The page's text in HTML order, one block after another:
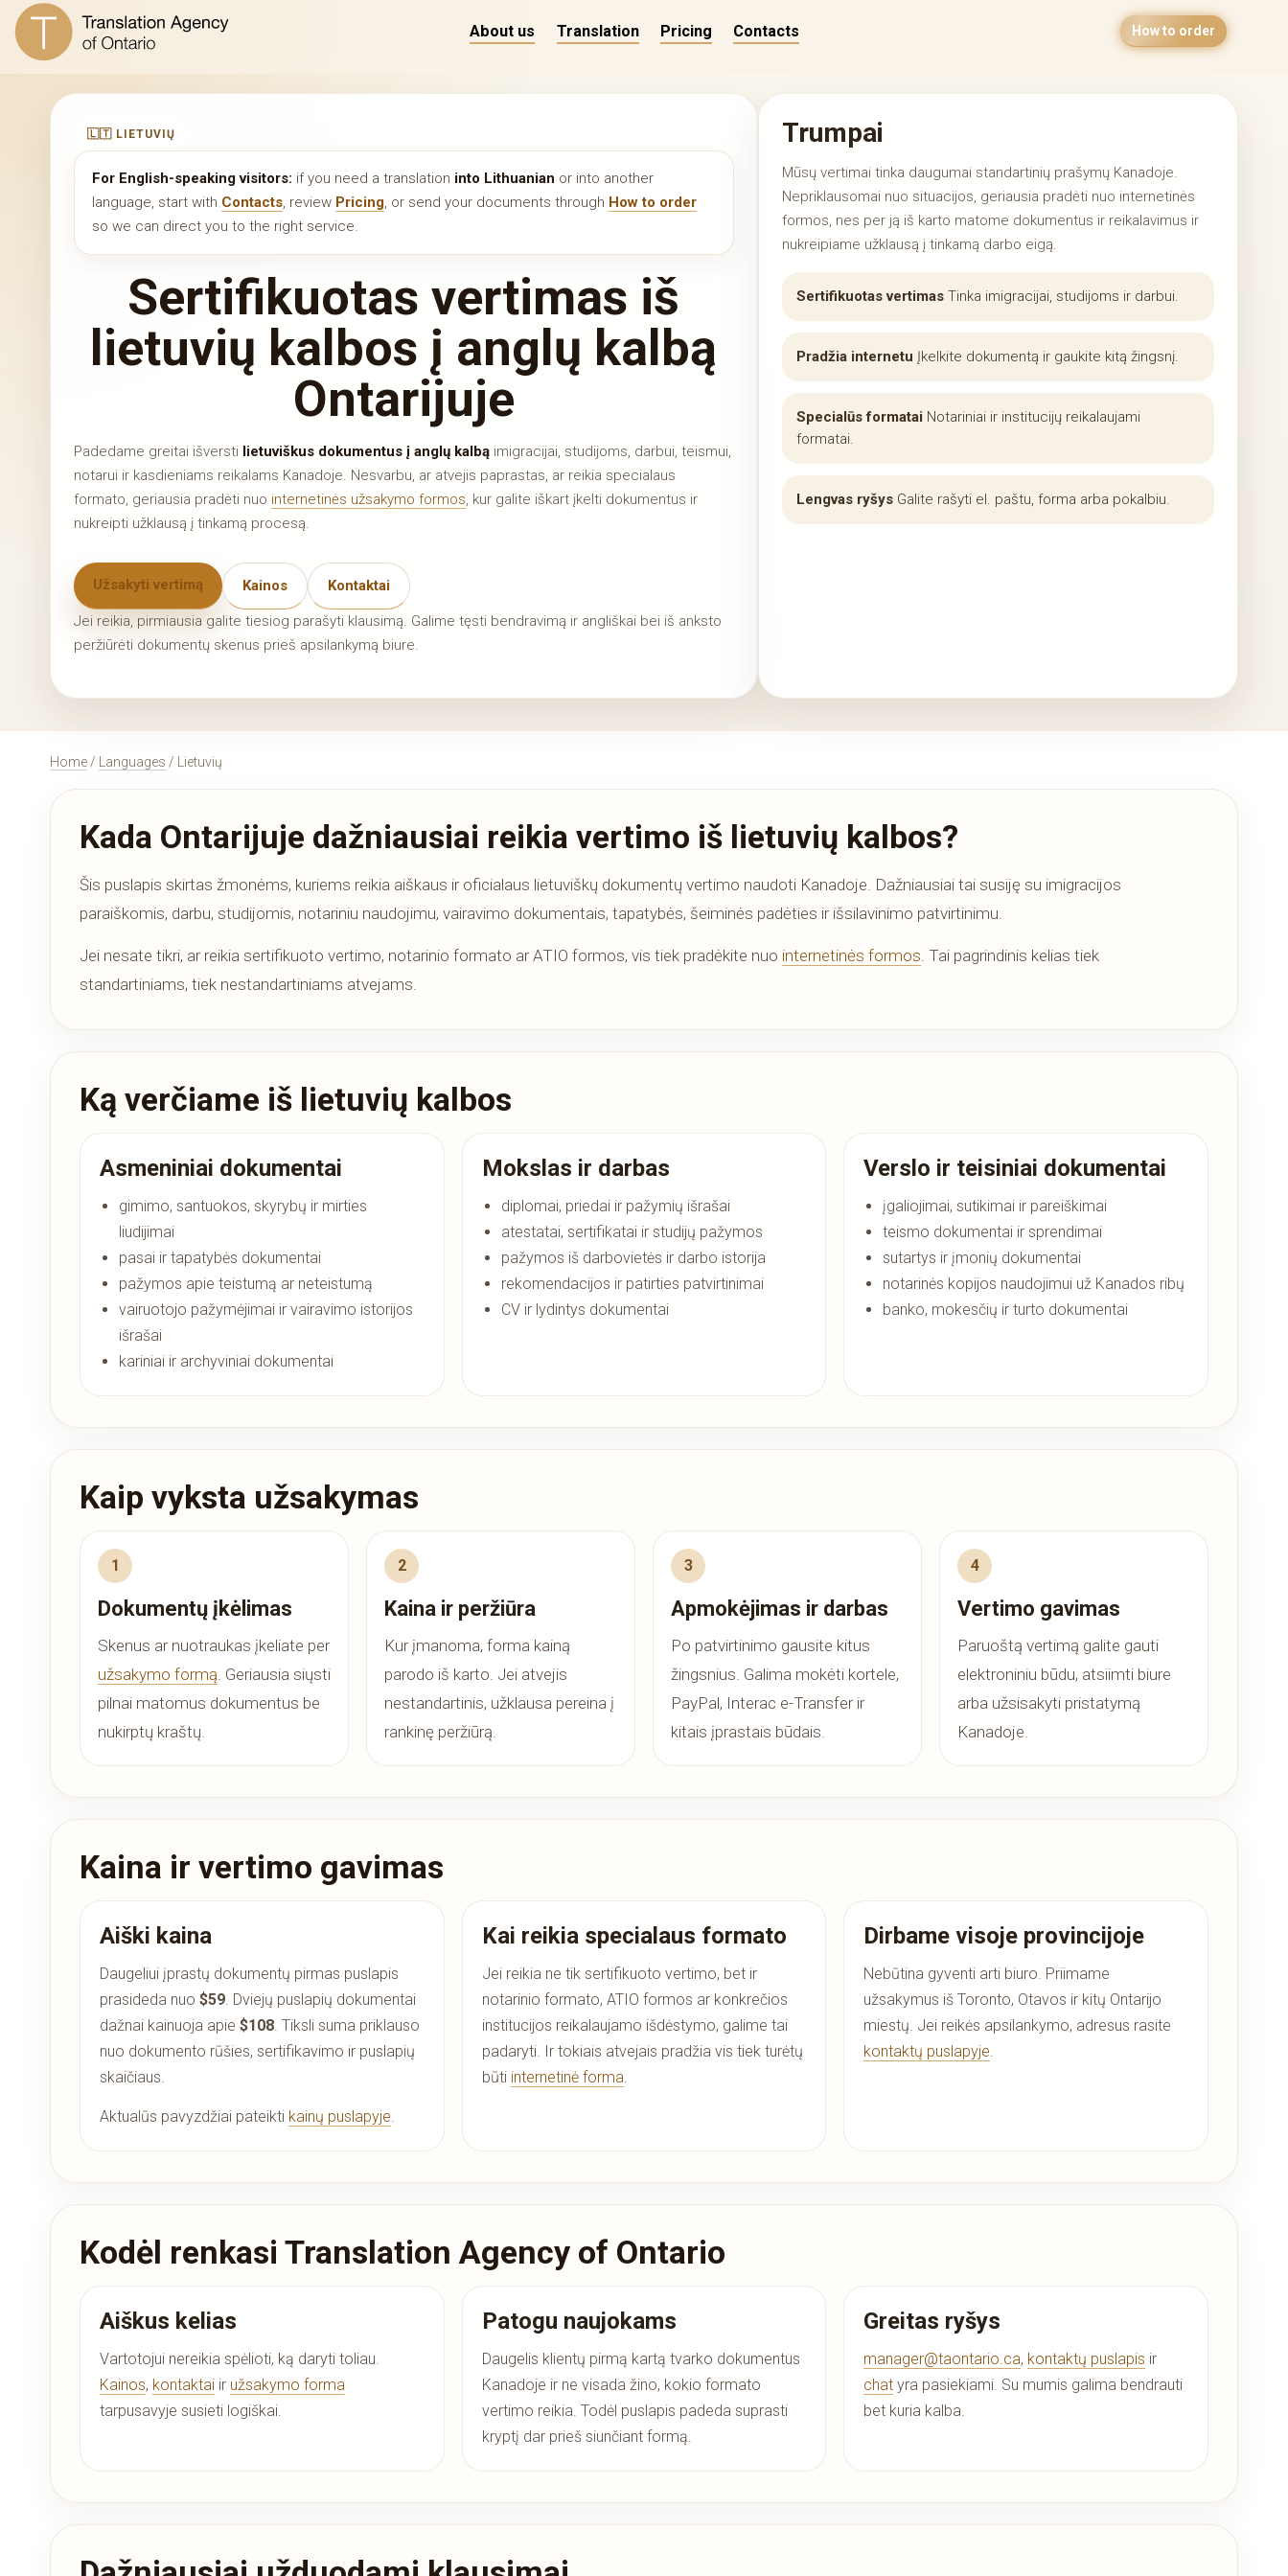
How to order
About us Translation Pricing Contacts
🇱🇹 LIETUVIŲ
For English-speaking visitors: if you need a translation into Lithuanian or into another
language, start with Contacts, review Pricing, or send your documents through How to order
so we can direct you to the right service.
Sertifikuotas vertimas iš
lietuvių kalbos į anglų kalbą
Ontarijuje
Padedame greitai išversti lietuviškus dokumentus į anglų kalbą imigracijai, studijoms, darbui, teismui,
notarui ir kasdieniams reikalams Kanadoje. Nesvarbu, ar atvejis paprastas, ar reikia specialaus
formato, geriausia pradėti nuo internetinės užsakymo formos, kur galite iškart įkelti dokumentus ir
nukreipti užklausą į tinkamą procesą.
Užsakyti vertimą Kainos Kontaktai
Jei reikia, pirmiausia galite tiesiog parašyti klausimą. Galime tęsti bendravimą ir angliškai bei iš anksto
peržiūrėti dokumentų skenus prieš apsilankymą biure.
Trumpai
Mūsų vertimai tinka daugumai standartinių prašymų Kanadoje.
Nepriklausomai nuo situacijos, geriausia pradėti nuo internetinės
formos, nes per ją iš karto matome dokumentus ir reikalavimus ir
nukreipiame užklausą į tinkamą darbo eigą.
Sertifikuotas vertimasTinka imigracijai, studijoms ir darbui.
Pradžia internetu Įkelkite dokumentą ir gaukite kitą žingsnį.
Specialūs formatai Notariniai ir institucijų reikalaujami
formatai.
Lengvas ryšysGalite rašyti el. paštu, forma arba pokalbiu.
Home / Languages / Lietuvių
Kada Ontarijuje dažniausiai reikia vertimo iš lietuvių kalbos?
Šis puslapis skirtas žmonėms, kuriems reikia aiškaus ir oficialaus lietuviškų dokumentų vertimo naudoti Kanadoje. Dažniausiai tai susiję su imigracijos
paraiškomis, darbu, studijomis, notariniu naudojimu, vairavimo dokumentais, tapatybės, šeiminės padėties ir išsilavinimo patvirtinimu.
Jei nesate tikri, ar reikia sertifikuoto vertimo, notarinio formato ar ATIO formos, vis tiek pradėkite nuo internetinės formos . Tai pagrindinis kelias tiek
standartiniams, tiek nestandartiniams atvejams.
Ką verčiame iš lietuvių kalbos
Asmeniniai dokumentai
gimimo, santuokos, skyrybų ir mirties
liudijimai
pasai ir tapatybės dokumentai
pažymos apie teistumą ar neteistumą
vairuotojo pažymėjimai ir vairavimo istorijos
išrašai
kariniai ir archyviniai dokumentai
Mokslas ir darbas
diplomai, priedai ir pažymių išrašai
atestatai, sertifikatai ir studijų pažymos
pažymos iš darbovietės ir darbo istorija
rekomendacijos ir patirties patvirtinimai
CV ir lydintys dokumentai
Verslo ir teisiniai dokumentai
įgaliojimai, sutikimai ir pareiškimai
teismo dokumentai ir sprendimai
sutartys ir įmonių dokumentai
notarinės kopijos naudojimui už Kanados ribų
banko, mokesčių ir turto dokumentai
Kaip vyksta užsakymas
Dokumentų įkėlimas
Skenus ar nuotraukas įkeliate per
užsakymo formą . Geriausia siųsti
pilnai matomus dokumentus be
nukirptų kraštų.
Kaina ir peržiūra
Kur įmanoma, forma kainą
parodo iš karto. Jei atvejis
nestandartinis, užklausa pereina į
rankinę peržiūrą.
Apmokėjimas ir darbas
Po patvirtinimo gausite kitus
žingsnius. Galima mokėti kortele,
PayPal, Interac e-Transfer ir
kitais įprastais būdais.
Vertimo gavimas
Paruoštą vertimą galite gauti
elektroniniu būdu, atsiimti biure
arba užsisakyti pristatymą
Kanadoje.
Kaina ir vertimo gavimas
Aiški kaina
Daugeliui įprastų dokumentų pirmas puslapis
prasideda nuo $59. Dviejų puslapių dokumentai
dažnai kainuoja apie $108. Tiksli suma priklauso
nuo dokumento rūšies, sertifikavimo ir puslapių
skaičiaus.
Aktualūs pavyzdžiai pateikti kainų puslapyje.
Kai reikia specialaus formato
Jei reikia ne tik sertifikuoto vertimo, bet ir
notarinio formato, ATIO formos ar konkrečios
institucijos reikalaujamo išdėstymo, galime tai
padaryti. Ir tokiais atvejais pradžia vis tiek turėtų
būti internetinė forma.
Dirbame visoje provincijoje
Nebūtina gyventi arti biuro. Priimame
užsakymus iš Toronto, Otavos ir kitų Ontarijo
miestų. Jei reikės apsilankymo, adresus rasite
kontaktų puslapyje.
Kodėl renkasi Translation Agency of Ontario
Aiškus kelias
Vartotojui nereikia spėlioti, ką daryti toliau.
Kainos, kontaktai ir užsakymo forma
tarpusavyje susieti logiškai.
Patogu naujokams
Daugelis klientų pirmą kartą tvarko dokumentus
Kanadoje ir ne visada žino, kokio formato
vertimo reikia. Todėl puslapis padeda suprasti
kryptį dar prieš siunčiant formą.
Greitas ryšys
manager@taontario.ca, kontaktų puslapis ir
chat yra pasiekiami. Su mumis galima bendrauti
bet kuria kalba.